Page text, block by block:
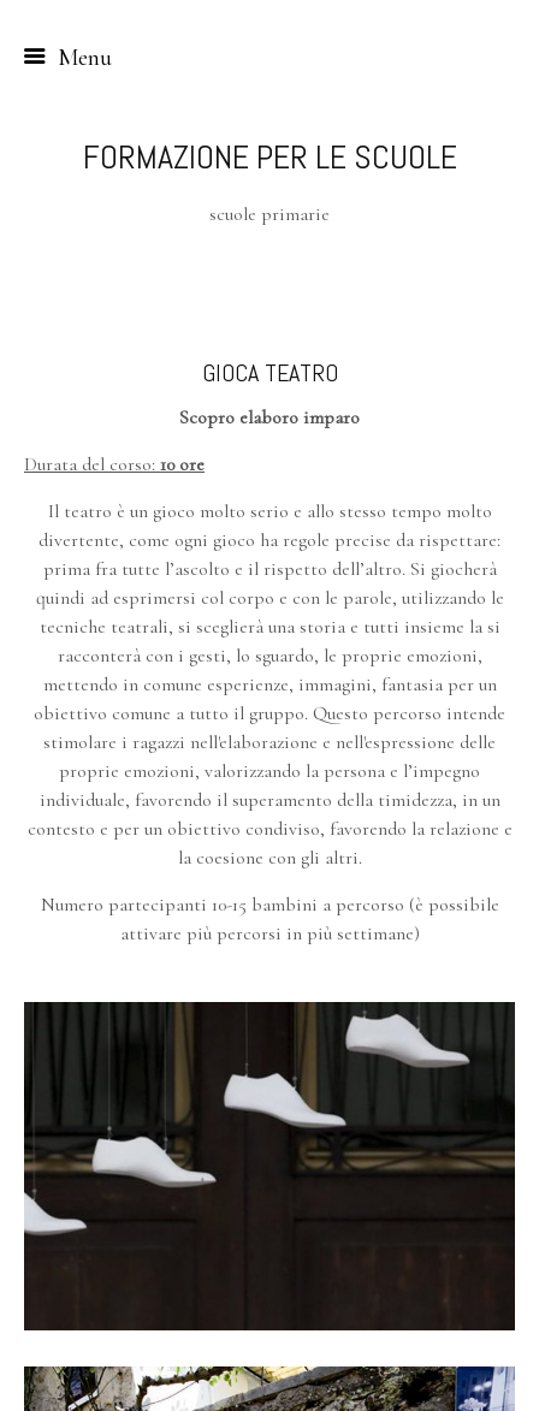
Menu
contentFORMAZIONE PER LE SCUOLE
scuole primarie
GIOCA TEATRO
Scopro elaboro imparo
Durata del corso: 10 ore
Il teatro è un gioco molto serio e allo stesso tempo molto
divertente, come ogni gioco ha regole precise da rispettare:
prima fra tutte l’ascolto e il rispetto dell’altro. Si giocherà
quindi ad esprimersi col corpo e con le parole, utilizzando le
tecniche teatrali, si sceglierà una storia e tutti insieme la si
racconterà con i gesti, lo sguardo, le proprie emozioni,
mettendo in comune esperienze, immagini, fantasia per un
obiettivo comune a tutto il gruppo. Questo percorso intende
stimolare i ragazzi nell'elaborazione e nell'espressione delle
proprie emozioni, valorizzando la persona e l’impegno
individuale, favorendo il superamento della timidezza, in un
contesto e per un obiettivo condiviso, favorendo la relazione e
la coesione con gli altri.
Numero partecipanti 10-15 bambini a percorso (è possibile
attivare più percorsi in più settimane)